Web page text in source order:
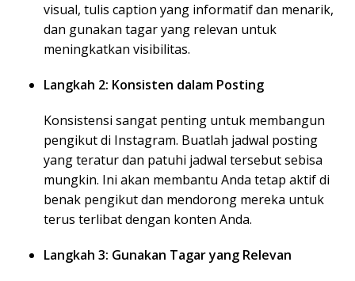
visual, tulis caption yang informatif dan menarik,
dan gunakan tagar yang relevan untuk
meningkatkan visibilitas.
Langkah 2: Konsisten dalam Posting
Konsistensi sangat penting untuk membangun
pengikut di Instagram. Buatlah jadwal posting
yang teratur dan patuhi jadwal tersebut sebisa
mungkin. Ini akan membantu Anda tetap aktif di
benak pengikut dan mendorong mereka untuk
terus terlibat dengan konten Anda.
Langkah 3: Gunakan Tagar yang Relevan